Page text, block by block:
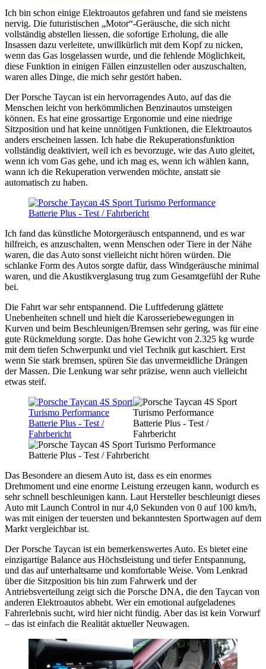
Ich bin schon einige Elektroautos gefahren und fand sie meistens
nervig. Die futuristischen „Motor“-Geräusche, die sich nicht
vollständig abstellen liessen, die sofortige Erholung, die alle
Insassen dazu verleitete, unwillkürlich mit dem Kopf zu nicken,
wenn das Gas losgelassen wurde, und die fehlende Möglichkeit,
diese Funktion in einigen Fällen einzustellen oder auszuschalten,
waren alles Dinge, die mich sehr gestört haben.
Der Porsche Taycan ist ein hervorragendes Auto, auf das die
Menschen leicht von herkömmlichen Benzinautos umsteigen
können. Es hat eine grossartige Ergonomie und eine niedrige
Sitzposition und hat keine unnötigen Funktionen, die Elektroautos
anders erscheinen lassen. Ich habe die Rekuperationsfunktion
vollständig deaktiviert, weil ich es bevorzuge, wie das Auto gleitet,
wenn ich vom Gas gehe, und ich mag es, wenn ich wählen kann,
wann ich die Rekuperation verwenden möchte, anstatt sie
automatisch zu haben.
Ich fand das künstliche Motorgeräusch entspannend, und es war
hilfreich, es anzuschalten, wenn Menschen oder Tiere in der Nähe
waren, die das Auto sonst vielleicht nicht hören würden. Die
schlanke Form des Autos sorgte dafür, dass Windgeräusche minimal
waren, und die Akustikverglasung trug zum Gesamtgefühl der Ruhe
bei.
Die Fahrt war sehr entspannend. Die Luftfederung glättete
Unebenheiten schnell und hielt die Karosseriebewegungen in
Kurven und beim Beschleunigen/Bremsen sehr gering, was für eine
gute Rückmeldung sorgte. Das hohe Gewicht von 2.325 kg wurde
mit dem tiefen Schwerpunkt und viel Technik gut kaschiert. Erst
wenn Sie stark bremsen, spüren Sie das unvermeidliche Drängen
der Massen. Die Lenkung war sehr präzise, ​​wenn auch vielleicht
etwas steif.
Das Besondere an diesem Auto ist, dass es ein enormes
Drehmoment und eine enorme Leistung erzeugen kann, wodurch es
sehr schnell beschleunigen kann. Laut Hersteller beschleunigt dieses
Auto mit Launch Control in nur 4,0 Sekunden von 0 auf 100 km/h,
was mit einigen der teuersten und bekanntesten Sportwagen auf dem
Markt vergleichbar ist.
Der Porsche Taycan ist ein bemerkenswertes Auto. Es bietet eine
einzigartige Balance aus Höchstleistung und tiefer Entspannung,
und das auf unterhaltsame und komfortable Weise. Vom Lenkrad
über die Sitzposition bis hin zum Fahrwerk und der
Antriebsverteilung zeigt sich die Porsche DNA, die den Taycan von
anderen Elektroautos abhebt. Wer ein emotional aufgeladenes
Fahrerlebnis sucht, wird hier nicht fündig. Aber das ist kein Vorwurf
– das ist einfach die Realität aktueller Neuwagen.